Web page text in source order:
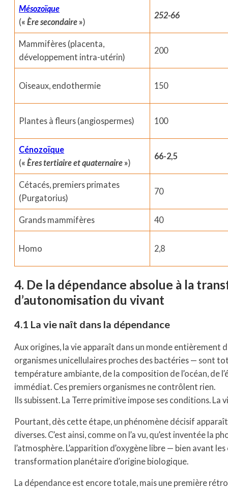
Mésozoïque
(«Ère secondaire »)
252-66
Mammifères (placenta,
développement intra-utérin)
200
Oiseaux, endothermie 150
Plantes à fleurs (angiospermes) 100
Cénozoïque
(«Ères tertiaire et quaternaire »)
66-2,5
Cétacés, premiers primates
(Purgatorius)
70
Grands mammifères 40
Homo 2,8
4. De la dépendance absolue à la
d’autonomisation du vivant
4.1 La vie naît dans la dépendance
Aux origines, la vie apparaît dans un monde entièrement
organismes unicellulaires proches des bactéries — sont
température ambiante, de la composition de l’océan, de
immédiat. Ces premiers organismes ne contrôlent rien.
Ils subissent. La Terre primitive impose ses conditions. La
Pourtant, dès cette étape, un phénomène décisif
diverses. C’est ainsi, comme on l’a vu, qu’est inventée
l’atmosphère. L’apparition d’oxygène libre — bien avant
transformation planétaire d’origine biologique.
La dépendance est encore totale, mais une première